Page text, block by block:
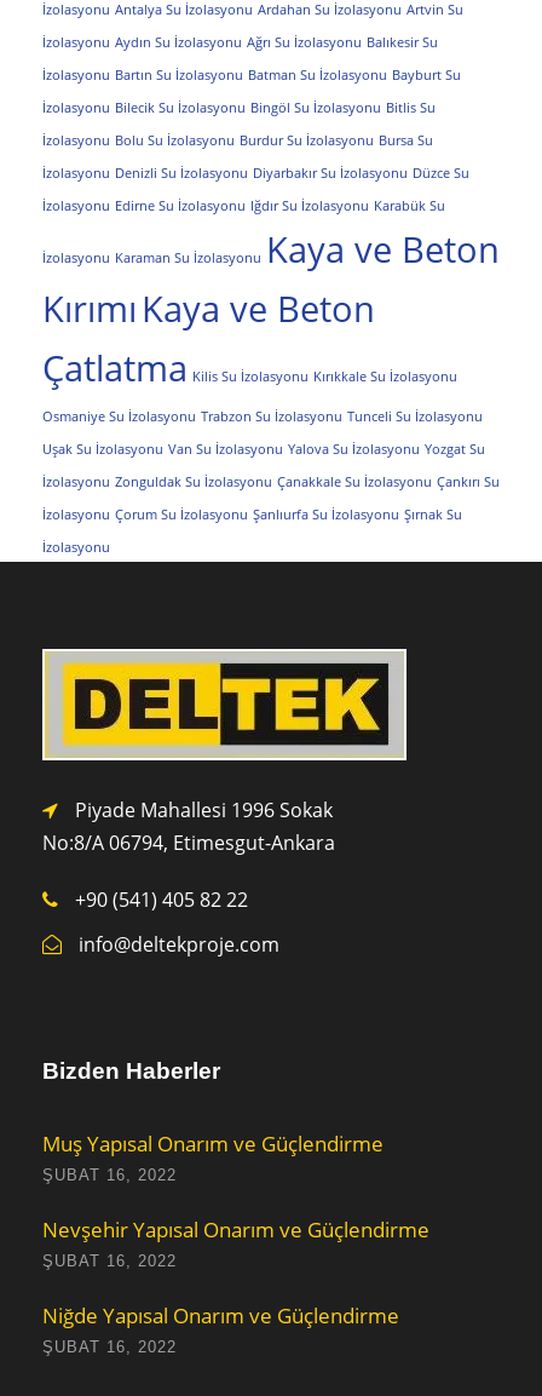
İzolasyonu Antalya Su İzolasyonu Ardahan Su İzolasyonu Artvin Su
İzolasyonu Aydın Su İzolasyonu Ağrı Su İzolasyonu Balıkesir Su
İzolasyonu Bartın Su İzolasyonu Batman Su İzolasyonu Bayburt Su
İzolasyonu Bilecik Su İzolasyonu Bingöl Su İzolasyonu Bitlis Su
İzolasyonu Bolu Su İzolasyonu Burdur Su İzolasyonu Bursa Su
İzolasyonu Denizli Su İzolasyonu Diyarbakır Su İzolasyonu Düzce Su
İzolasyonu Edirne Su İzolasyonu Iğdır Su İzolasyonu Karabük Su
İzolasyonu Karaman Su İzolasyonu Kaya ve Beton
Kırımı Kaya ve Beton
Çatlatma Kilis Su İzolasyonu Kırıkkale Su İzolasyonu
Osmaniye Su İzolasyonu Trabzon Su İzolasyonu Tunceli Su İzolasyonu
Uşak Su İzolasyonu Van Su İzolasyonu Yalova Su İzolasyonu Yozgat Su
İzolasyonu Zonguldak Su İzolasyonu Çanakkale Su İzolasyonu Çankırı Su
İzolasyonu Çorum Su İzolasyonu Şanlıurfa Su İzolasyonu Şırnak Su
İzolasyonu
Piyade Mahallesi 1996 Sokak
No:8/A 06794, Etimesgut-Ankara
+90 (541) 405 82 22
info@deltekproje.com
Bizden Haberler
Muş Yapısal Onarım ve Güçlendirme
ŞUBAT 16, 2022
Nevşehir Yapısal Onarım ve Güçlendirme
ŞUBAT 16, 2022
Niğde Yapısal Onarım ve Güçlendirme
ŞUBAT 16, 2022